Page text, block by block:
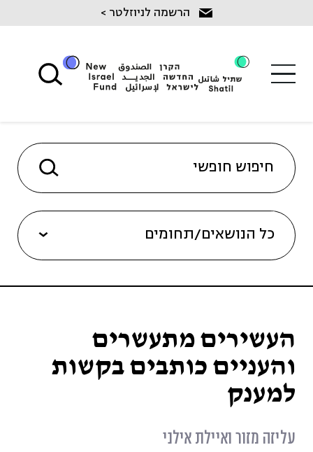
content
הרשמה לניוזלטר >
כל הנושאים/תחומים
שיקום מכליל בנגב (8)
גזענות (11)
גיוון והכלה בארגונים (34)
העשירים מתעשרים
והעניים כותבים בקשות
למענק
עליזה מזור ואיילת אילני